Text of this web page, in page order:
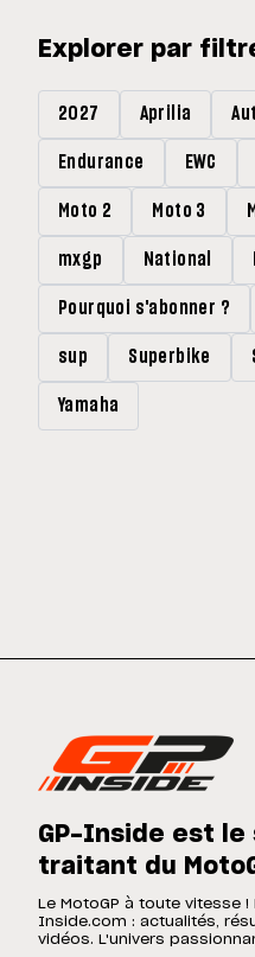
Explorer par
2027 Aprilia
Endurance EWC
Moto 2 Moto 3
mxgp National
Pourquoi s'abonner ?
sup Superbike
Yamaha
GP-Inside est le
traitant du
Le MotoGP à toute vitesse
Inside.com : actualités,
vidéos. L'univers